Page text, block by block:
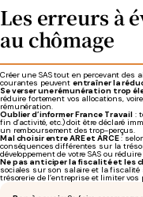
Les erreurs à
au chômage
Créer une SAS tout en percevant
courantes peuvent entraîner la
Se verser une rémunération trop
réduire fortement vos allocations,
rémunération.
Oublier d’informer France Travail :
fin d’activité, etc.) doit être déclaré
un remboursement des trop-perçus.
Mal choisir entre ARE et ARCE:
conséquences différentes sur la
développement de votre SAS ou
Ne pas anticiper la fiscalité et les
sociales sur son salaire et la
trésorerie de l’entreprise et limiter